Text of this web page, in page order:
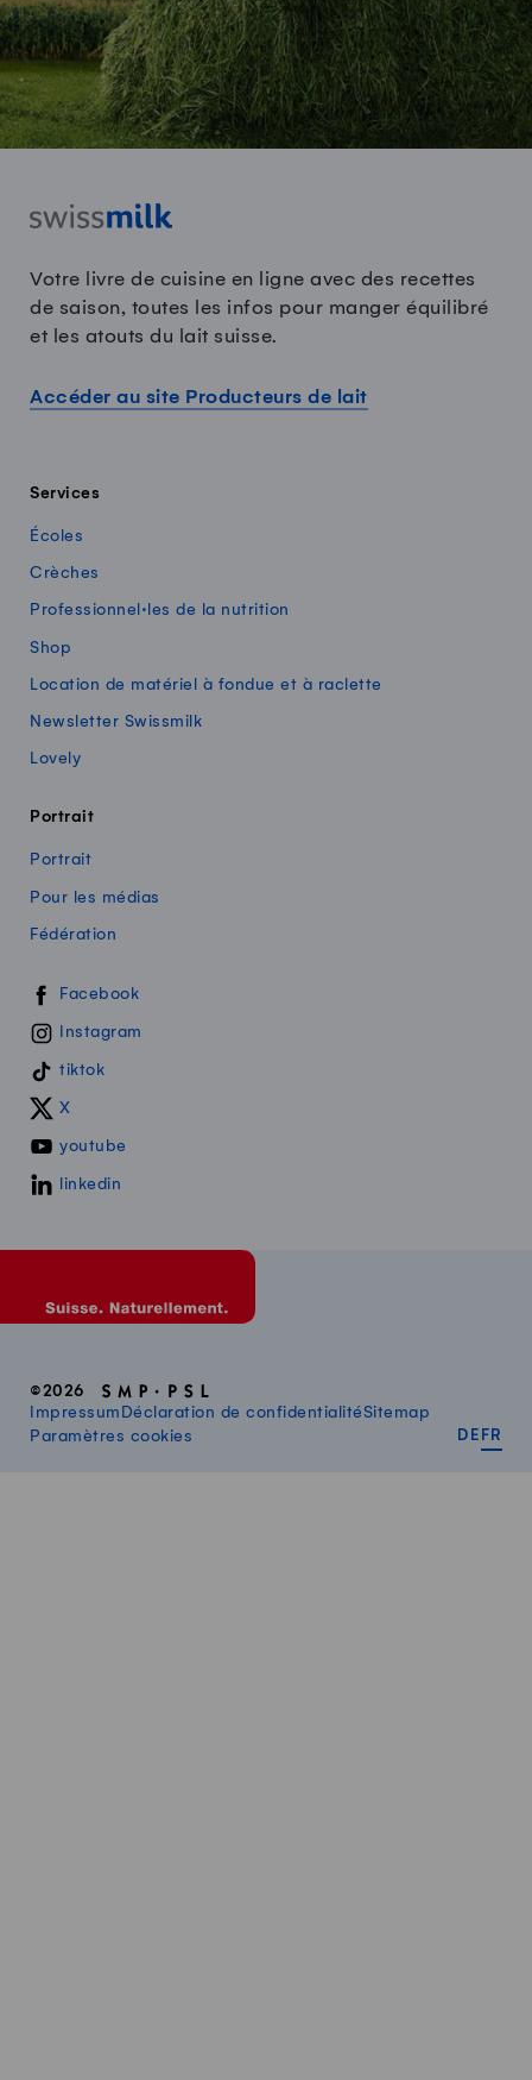
Votre livre de cuisine en ligne avec des recettes
de saison, toutes les infos pour manger équilibré
et les atouts du lait suisse.
Accéder au site Producteurs de lait
Services
Écoles
Crèches
Professionnel·les de la nutrition
Shop
Location de matériel à fondue et à raclette
Newsletter Swissmilk
Lovely
Portrait
Portrait
Pour les médias
Fédération
Swissmilk sur les réseaux sociaux
Facebook
Instagram
tiktok
X
youtube
linkedin
©2026
Impressum Déclaration de confidentialitéSitemap
Paramètres cookies
DE FR